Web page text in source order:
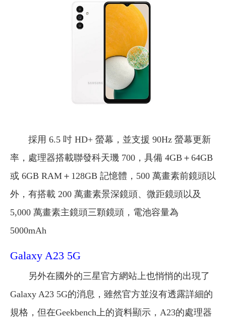
採用 6.5 吋 HD+ 螢幕，並支援 90Hz 螢幕更新
率，處理器搭載聯發科天璣 700，具備 4GB＋64GB
或 6GB RAM＋128GB 記憶體，500 萬畫素前鏡頭以
外，有搭載 200 萬畫素景深鏡頭、微距鏡頭以及
5,000 萬畫素主鏡頭三顆鏡頭，電池容量為
5000mAh
Galaxy A23 5G
另外在國外的三星官方網站上也悄悄的出現了
Galaxy A23 5G的消息，雖然官方並沒有透露詳細的
規格，但在Geekbench上的資料顯示，A23的處理器